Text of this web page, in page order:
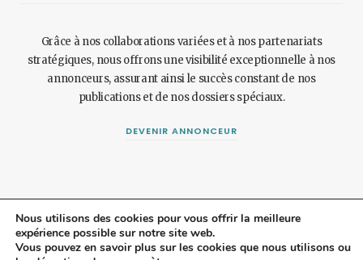
Grâce à nos collaborations variées et à nos partenariats
stratégiques, nous offrons une visibilité exceptionnelle à nos
annonceurs, assurant ainsi le succès constant de nos
publications et de nos dossiers spéciaux.
DEVENIR ANNONCEUR
© 2024 Maisonetjardinmagazine.fr. Mentions légalesetpolitique de
Nous utilisons des cookies pour vous offrir la meilleure
expérience possible sur notre site web.
Vous pouvez en savoir plus sur les cookies que nous utilisons ou